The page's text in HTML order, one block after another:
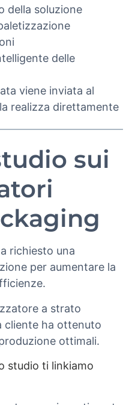
della soluzione
delle
viene inviata al
realizza direttamente
sui
richiesto una
per aumentare la
a strato
cliente ha ottenuto
ottimali.
studio ti linkiamo